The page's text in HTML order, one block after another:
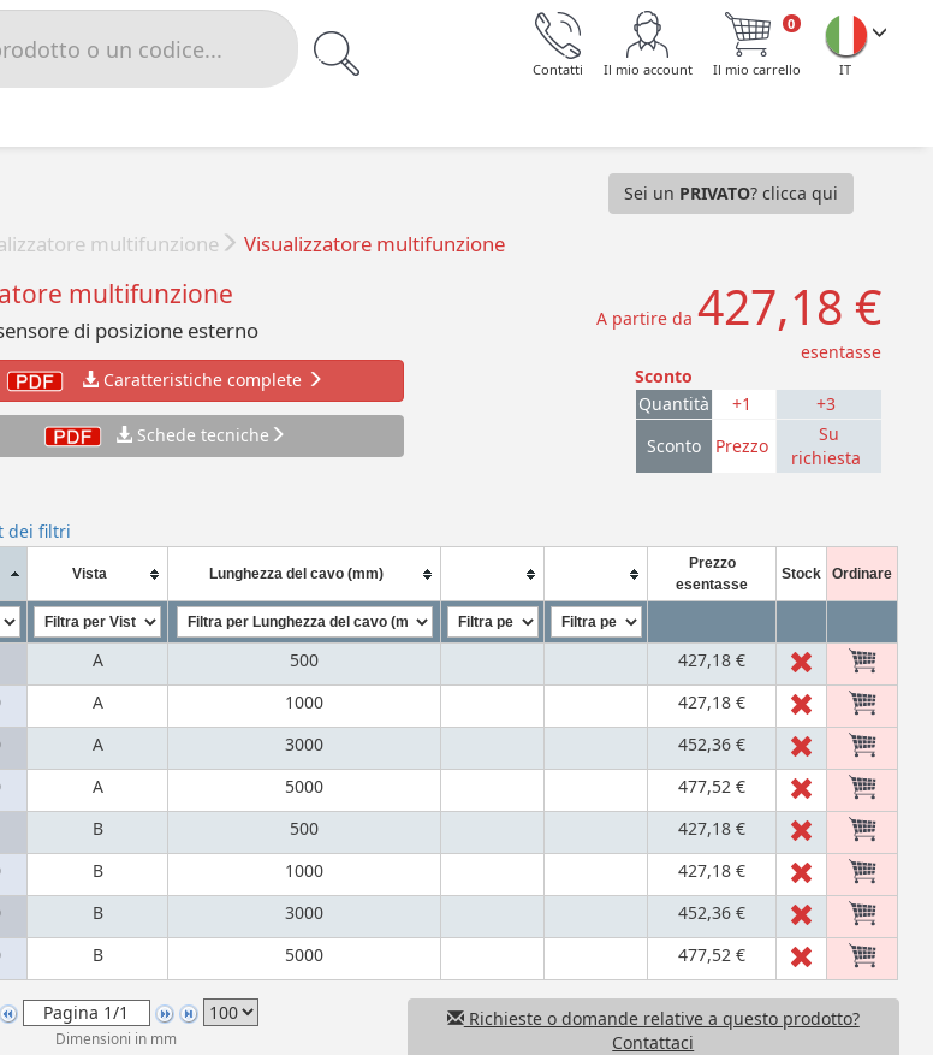
IT
0
Il mio carrello
Il mio account
Contatti
Sei un PRIVATO? clicca qui
multifunzione Visualizzatore multifunzione
multifunzione
di posizione esterno
Caratteristiche complete
Schede tecniche
A partire da 427,18 €
esentasse
Sconto
Quantità
+1
+3
Sconto
Prezzo
Su
richiesta
dei filtri
Vista Lunghezza del cavo (mm)
Prezzo
esentasse
Stock Ordinare
A 500
427,18 €
A 1000
427,18 €
A 3000
452,36 €
A 5000
477,52 €
B 500
427,18 €
B 1000
427,18 €
B 3000
452,36 €
B 5000 477,52 €
Dimensioni in mm
Richieste o domande relative a questo prodotto?
Contattaci